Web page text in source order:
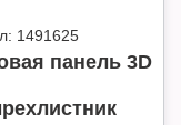
1491625
панель 3D